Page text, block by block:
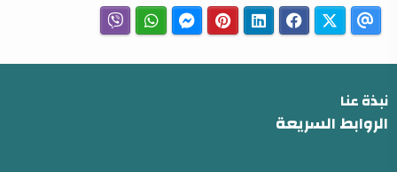
نبذة عنا
الروابط السريعة